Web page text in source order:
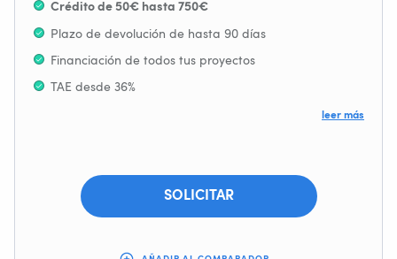
leer más
Crédito de 50€ hasta 750€
Plazo de devolución de hasta 90 días
Financiación de todos tus proyectos
TAE desde 36%
SOLICITAR